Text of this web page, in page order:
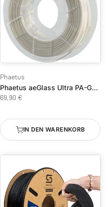
Phaetus
Phaetus aeGlass Ultra PA-GF Beige
69,90 €
IN DEN WARENKORB